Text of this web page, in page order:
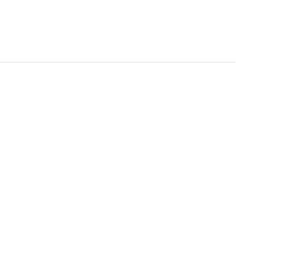
the animals cry. And right there in